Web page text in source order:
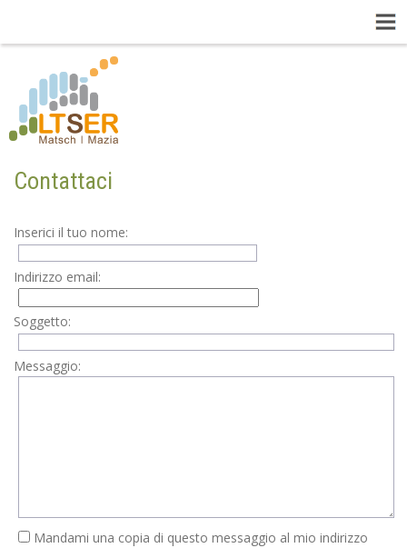
Contattaci
Inserici il tuo nome:
Indirizzo email:
Soggetto:
Messaggio:
Mandami una copia di questo messaggio al mio indirizzo